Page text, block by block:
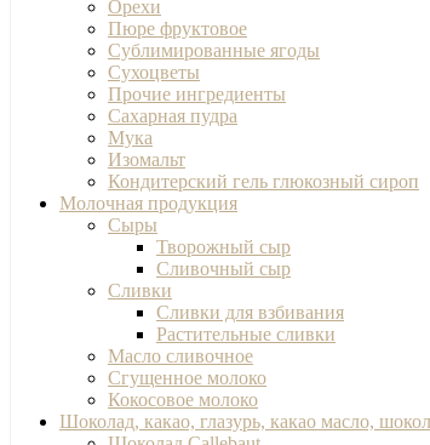
Орехи
Пюре фруктовое
Сублимированные ягоды
Сухоцветы
Прочие ингредиенты
Сахарная пудра
Мука
Изомальт
Кондитерский гель глюкозный сироп
Молочная продукция
Сыры
Творожный сыр
Сливочный сыр
Сливки
Сливки для взбивания
Растительные сливки
Масло сливочное
Сгущенное молоко
Кокосовое молоко
Шоколад, какао, глазурь, какао масло,